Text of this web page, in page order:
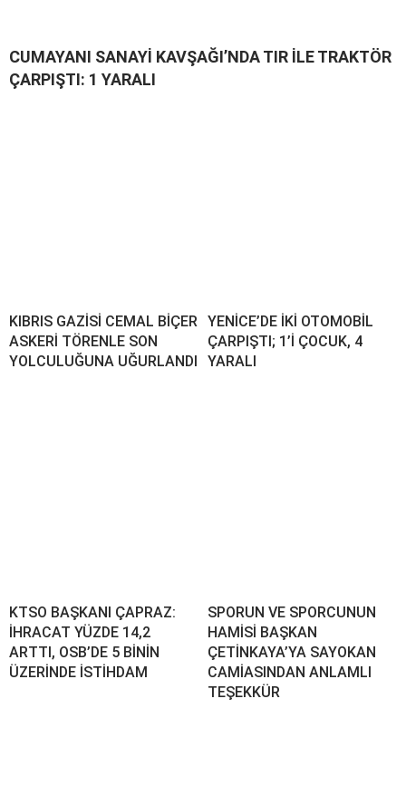
CUMAYANI SANAYİ KAVŞAĞI’NDA TIR İLE TRAKTÖR
ÇARPIŞTI: 1 YARALI
KIBRIS GAZİSİ CEMAL BİÇER
ASKERİ TÖRENLE SON
YOLCULUĞUNA UĞURLANDI
YENİCE’DE İKİ OTOMOBİL
ÇARPIŞTI; 1’İ ÇOCUK, 4
YARALI
KTSO BAŞKANI ÇAPRAZ:
İHRACAT YÜZDE 14,2
ARTTI, OSB’DE 5 BİNİN
ÜZERİNDE İSTİHDAM
SPORUN VE SPORCUNUN
HAMİSİ BAŞKAN
ÇETİNKAYA’YA SAYOKAN
CAMİASINDAN ANLAMLI
TEŞEKKÜR